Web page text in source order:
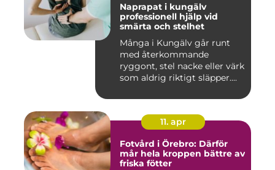
Naprapat i kungälv
professionell hjälp vid
smärta och stelhet
Många i Kungälv går runt
med återkommande
ryggont, stel nacke eller värk
som aldrig riktigt släpper....
11. apr
Fotvård i Örebro: Därför
mår hela kroppen bättre av
friska fötter